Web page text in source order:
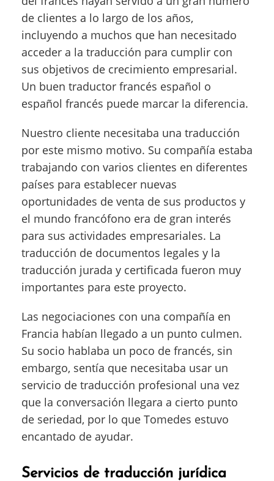
de clientes a lo largo de los años,
incluyendo a muchos que han necesitado
acceder a la traducción para cumplir con
sus objetivos de crecimiento empresarial.
Un buen traductor francés español o
español francés puede marcar la diferencia.
Nuestro cliente necesitaba una traducción
por este mismo motivo. Su compañía estaba
trabajando con varios clientes en diferentes
países para establecer nuevas
oportunidades de venta de sus productos y
el mundo francófono era de gran interés
para sus actividades empresariales. La
traducción de documentos legales y la
traducción jurada y certificada fueron muy
importantes para este proyecto.
Las negociaciones con una compañía en
Francia habían llegado a un punto culmen.
Su socio hablaba un poco de francés, sin
embargo, sentía que necesitaba usar un
servicio de traducción profesional una vez
que la conversación llegara a cierto punto
de seriedad, por lo que Tomedes estuvo
encantado de ayudar.
Servicios de traducción jurídica